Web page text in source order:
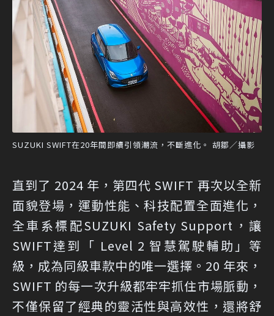
SUZUKI SWIFT在20年間即續引領潮流，不斷進化。 胡鄒／攝影
直到了 2024 年，第四代 SWIFT 再次以全新
面貌登場，運動性能、科技配置全面進化，
全車系標配SUZUKI Safety Support，讓
SWIFT達到「 Level 2 智慧駕駛輔助」等
級，成為同級車款中的唯一選擇。20 年來，
SWIFT 的每一次升級都牢牢抓住市場脈動，
不僅保留了經典的靈活性與高效性，還將舒